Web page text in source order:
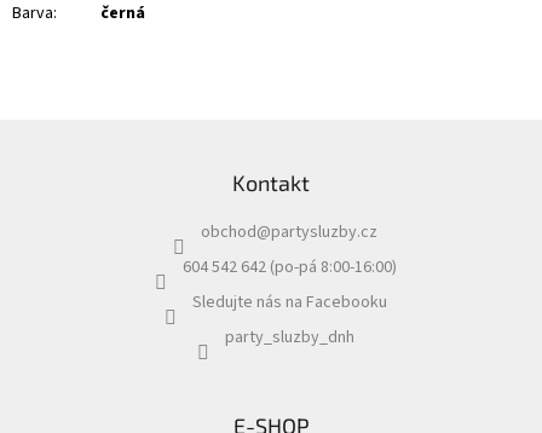
Barva: černá
Kontakt
obchod@partysluzby.cz
604 542 642 (po-pá 8:00-16:00)
Sledujte nás na Facebooku
party_sluzby_dnh
E-SHOP